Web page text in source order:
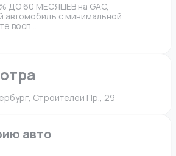
ДО 60 МЕСЯЦЕВ на GAC,
автомобиль с минимальной
восп...
Строителей Пр., 29
авто